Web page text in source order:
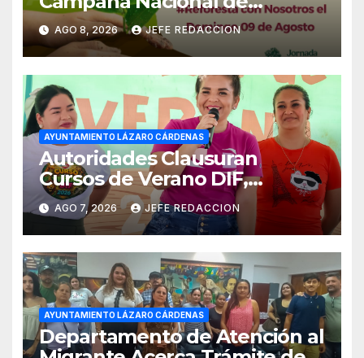
Reforestación
AGO 8, 2026 JEFE REDACCION
AYUNTAMIENTO LÁZARO CÁRDENAS
Autoridades Clausuran
Cursos de Verano DIF,
Seguridad Pública y Casa de
Cultura 2026
AGO 7, 2026 JEFE REDACCION
AYUNTAMIENTO LÁZARO CÁRDENAS
Departamento de Atención al